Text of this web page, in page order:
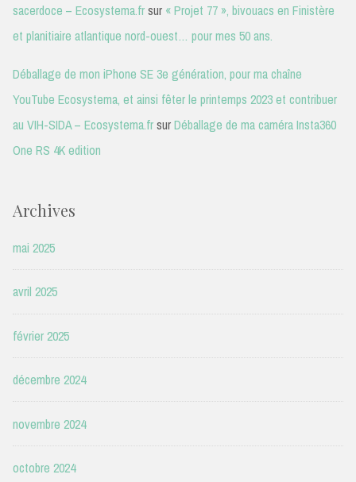
sacerdoce – Ecosystema.frsur « Projet 77 », bivouacs en Finistère
et planitiaire atlantique nord-ouest… pour mes 50 ans.
Déballage de mon iPhone SE 3e génération, pour ma chaîne
YouTube Ecosystema, et ainsi fêter le printemps 2023 et contribuer
au VIH-SIDA – Ecosystema.frsurDéballage de ma caméra Insta360
One RS 4K edition
Archives
mai 2025
avril 2025
février 2025
décembre 2024
novembre 2024
octobre 2024